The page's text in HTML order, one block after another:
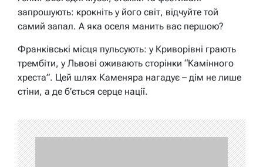
запрошують: крокніть у його світ, відчуйте той
самий запал. А яка оселя манить вас першою?
Франківські місця пульсують: у Криворівні грають
трембіти, у Львові оживають сторінки “Камінного
хреста”. Цей шлях Каменяра нагадує – дім не лише
стіни, а де б’ється серце нації.